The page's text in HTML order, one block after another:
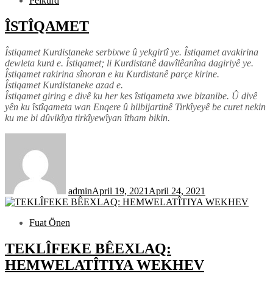
ÎSTÎQAMET
Îstiqamet Kurdistaneke serbixwe û yekgirtî ye. Îstiqamet avakirina
dewleta kurd e. Îstiqamet; li Kurdistanê dawîlêanîna dagiriyê ye.
Îstiqamet rakirina sînoran e ku Kurdistanê parçe kirine.
Îstiqamet Kurdistaneke azad e.
Îstiqamet giring e divê ku her kes îstiqameta xwe bizanibe. Û divê
yên ku îstîqameta wan Enqere û hilbijartinê Tirkîyeyê be curet nekin
ku me bi dûvikîya tirkîyewîyan îtham bikin.
adminApril 19, 2021 April 24, 2021
Fuat Önen
TEKLÎFEKE BÊEXLAQ:
HEMWELATÎTIYA WEKHEV